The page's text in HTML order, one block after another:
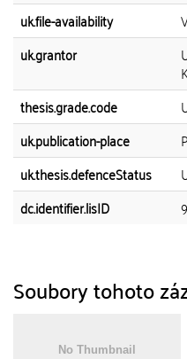
uk.file-availability
uk.grantor
thesis.grade.code
uk.publication-place
uk.thesis.defenceStatus
dc.identifier.lisID
Soubory tohoto